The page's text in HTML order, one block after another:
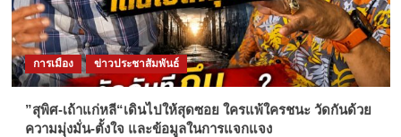
การเมือง ข่าวประชาสัมพันธ์
”สุพิศ-เถ้าแก่หลี“เดินไปให้สุดซอย ใครแพ้ใครชนะ วัดกันด้วย
ความมุ่งมั่น-ตั้งใจ และข้อมูลในการแจกแจง